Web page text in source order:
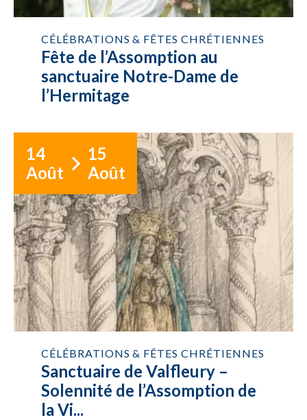
CÉLÉBRATIONS & FÊTES CHRÉTIENNES
Fête de l’Assomption au
sanctuaire Notre-Dame de
l’Hermitage
14
Août
15
Août
CÉLÉBRATIONS & FÊTES CHRÉTIENNES
Sanctuaire de Valfleury –
Solennité de l’Assomption de
la Vi...